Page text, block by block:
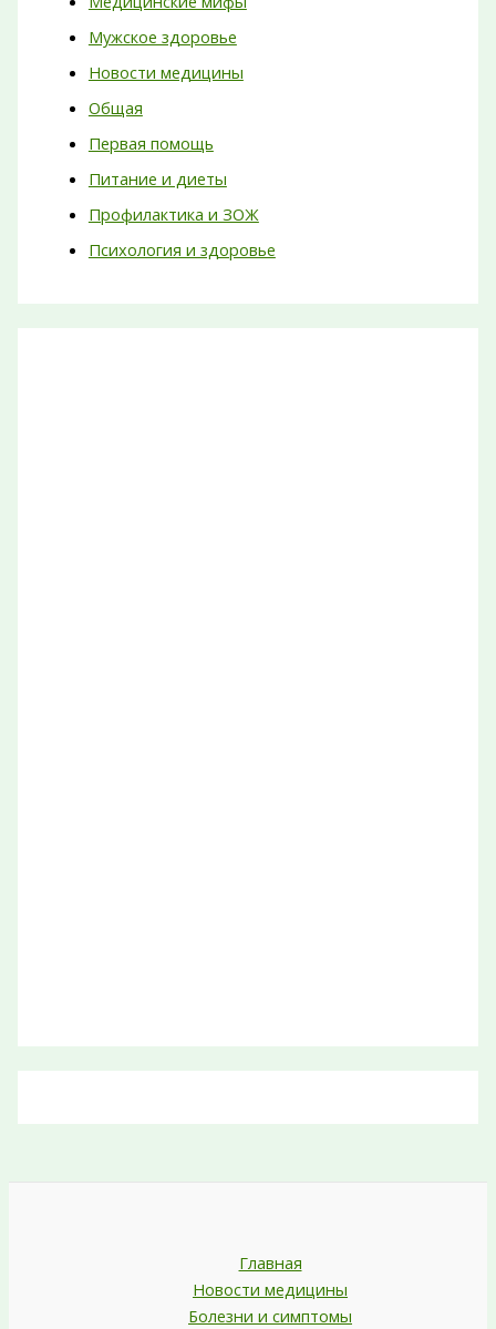
Мужское здоровье
Новости медицины
Общая
Первая помощь
Питание и диеты
Профилактика и ЗОЖ
Психология и здоровье
Главная
Новости медицины
Болезни и симптомы